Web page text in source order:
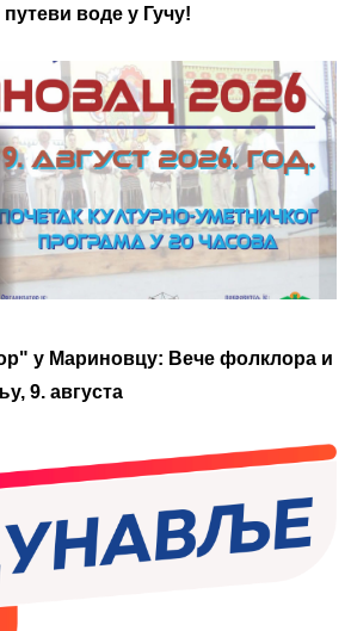
воде у Гучу!
у Мариновцу: Вече фолклора и
9. августа